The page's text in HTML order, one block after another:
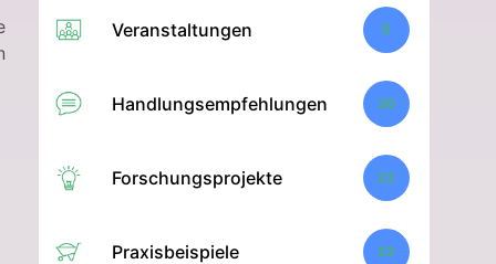
Veranstaltungen 5
Handlungsempfehlungen 30
Forschungsprojekte 22
Praxisbeispiele 22